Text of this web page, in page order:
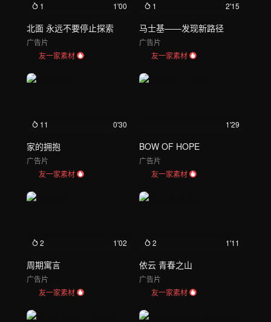
1 1'00
北面 永远不要停止探索
广告片
友一家素材
1 2'15
马士基——发现新路径
广告片
友一家素材
11 0'30
家的拥抱
广告片
友一家素材
1'29
BOW OF HOPE
广告片
友一家素材
2 1'02
周期寓言
广告片
友一家素材
2 1'11
依云 青春之山
广告片
友一家素材